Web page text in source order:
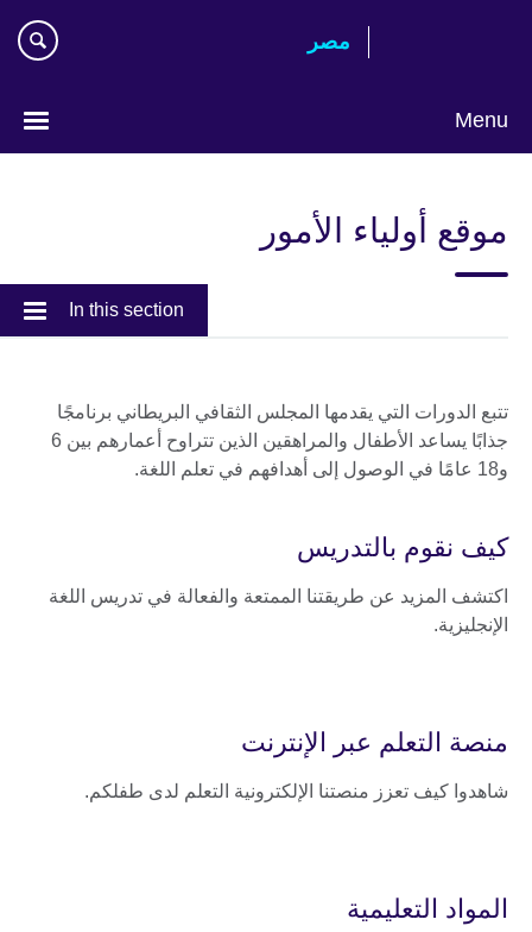
مصر‎
Menu
موقع أولياء الأمور
In this section
تتبع الدورات التي يقدمها المجلس الثقافي البريطاني برنامجًا
جذابًا يساعد الأطفال والمراهقين الذين تتراوح أعمارهم بين 6
و18 عامًا في الوصول إلى أهدافهم في تعلم اللغة.
كيف نقوم بالتدريس
اكتشف المزيد عن طريقتنا الممتعة والفعالة في تدريس اللغة
الإنجليزية.
منصة التعلم عبر الإنترنت
شاهدوا كيف تعزز منصتنا الإلكترونية التعلم لدى طفلكم.
المواد التعليمية